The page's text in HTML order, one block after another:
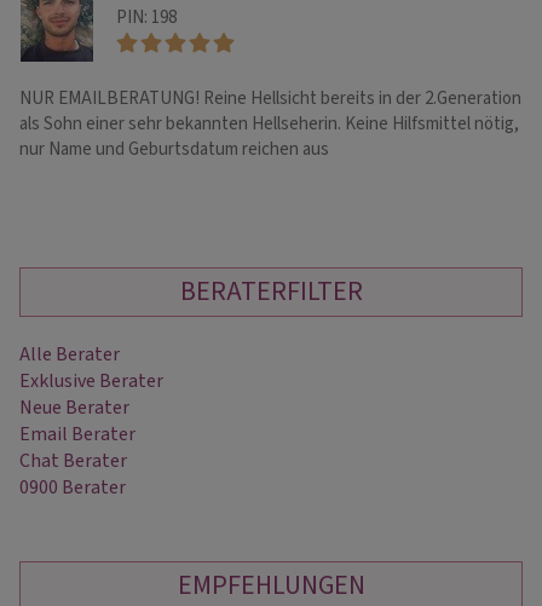
PIN: 198
NUR EMAILBERATUNG! Reine Hellsicht bereits in der 2.Generation
als Sohn einer sehr bekannten Hellseherin. Keine Hilfsmittel nötig,
nur Name und Geburtsdatum reichen aus
BERATERFILTER
Alle Berater
Exklusive Berater
Neue Berater
Email Berater
Chat Berater
0900 Berater
EMPFEHLUNGEN